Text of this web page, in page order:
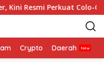
Resmi Perkuat Colo-Colo
Crypto Daerah